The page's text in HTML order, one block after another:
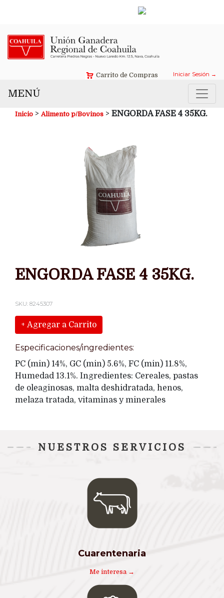
Carrito de Compras Iniciar Sesión →
MENÚ
Inicio >Alimento p/Bovinos > ENGORDA FASE 4 35KG.
ENGORDA FASE 4 35KG.
SKU: 8245307
+ Agregar a Carrito
Especificaciones/ingredientes:
PC (min) 14%, GC (min) 5.6%, FC (min) 11.8%,
Humedad 13.1%. Ingredientes: Cereales, pastas
de oleaginosas, malta deshidratada, henos,
melaza tratada, vitaminas y minerales
NUESTROS SERVICIOS
Cuarentenaria
Me interesa →